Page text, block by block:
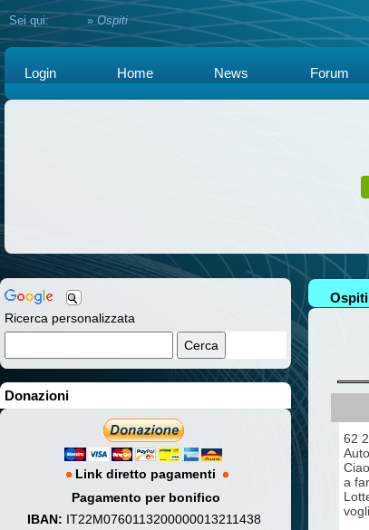
Sei qui:Home »Ospiti
Login Home News Forum
Ricerca personalizzata
Donazioni
Link diretto pagamenti
Pagamento per bonifico
IBAN: IT22M0760113200000013211438
Ospiti
62
a